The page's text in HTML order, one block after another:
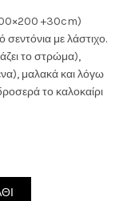
+30cm)
με λάστιχο.
το στρώμα),
μαλακά και λόγω
το καλοκαίρι